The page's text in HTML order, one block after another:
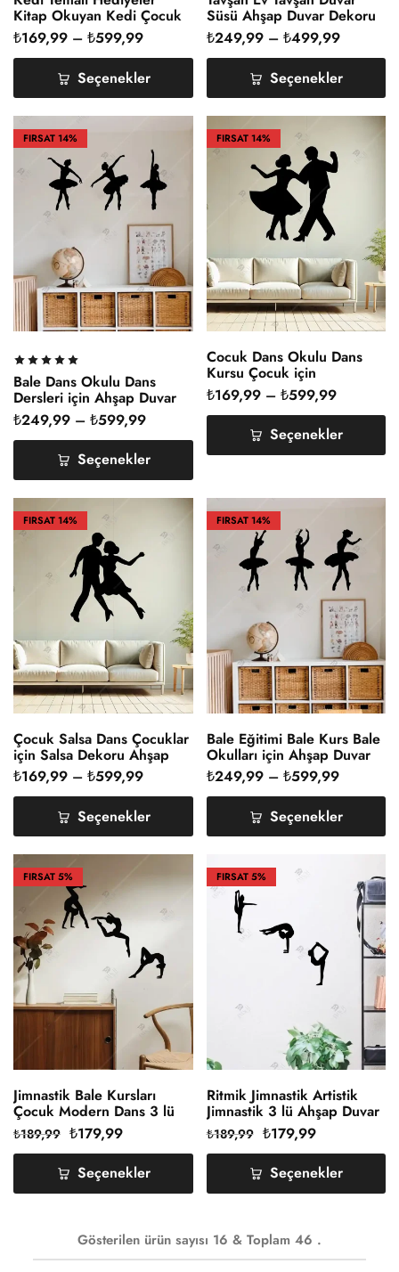
Kitap Okuyan Kedi Çocuk
Odası Ahşap Duvar Dekoru
₺169,99 – ₺599,99
Seçenekler
Süsü Ahşap Duvar Dekoru
₺249,99 – ₺499,99
Seçenekler
FIRSAT14%
Bale Dans Okulu Dans
Dersleri için Ahşap Duvar
Dekoru
₺249,99 – ₺599,99
Seçenekler
FIRSAT14%
Cocuk Dans Okulu Dans
Kursu Çocuk için
Dekorasyon
₺169,99 – ₺599,99
Seçenekler
FIRSAT14%
Çocuk Salsa Dans Çocuklar
için Salsa Dekoru Ahşap
₺169,99 – ₺599,99
Seçenekler
FIRSAT14%
Bale Eğitimi Bale Kurs Bale
Okulları için Ahşap Duvar
Dekoru
₺249,99 – ₺599,99
Seçenekler
FIRSAT5%
Jimnastik Bale Kursları
Çocuk Modern Dans 3 lü
Ahşap Duvar Dekoru
₺189,99 ₺179,99
Seçenekler
FIRSAT5%
Ritmik Jimnastik Artistik
Jimnastik 3 lü Ahşap Duvar
Dekoru
₺189,99 ₺179,99
Seçenekler
Gösterilen ürün sayısı 16 & Toplam 46 .